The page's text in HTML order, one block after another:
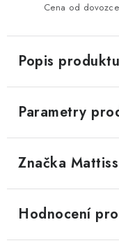
Cena od dovozce
Popis produktu
Parametry
Značka
Hodnocení